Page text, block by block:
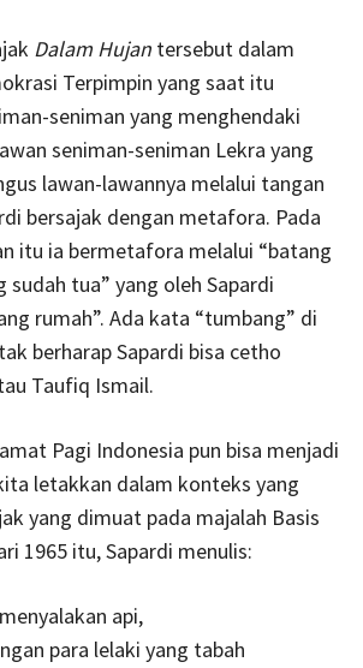
Dalam Hujan tersebut dalam
Terpimpin yang saat itu
seniman yang menghendaki
seniman-seniman Lekra yang
lawan-lawannya melalui tangan
bersajak dengan metafora. Pada
itu ia bermetafora melalui “batang
sudah tua” yang oleh Sapardi
rumah”. Ada kata “tumbang” di
berharap Sapardi bisa cetho
Taufiq Ismail.
Pagi Indonesia pun bisa menjadi
letakkan dalam konteks yang
yang dimuat pada majalah Basis
1965 itu, Sapardi menulis:
api,
para lelaki yang tabah